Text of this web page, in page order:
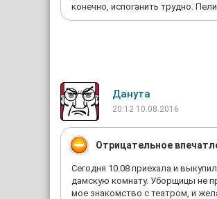
конечно, испоганить трудно.
Данута
20:12 10.08.2016
Отрицательное
Сегодня 10.08 приехала и
дамскую комнату. Уборщицы не
мое знакомство с театром, и